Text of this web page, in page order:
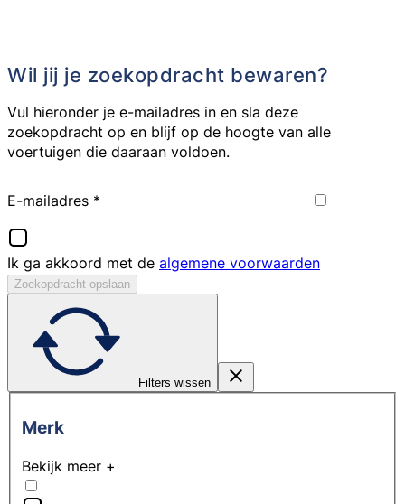
Wil jij je zoekopdracht bewaren?
Vul hieronder je e-mailadres in en sla deze
zoekopdracht op en blijf op de hoogte van alle
voertuigen die daaraan voldoen.
E-mailadres *
Ik ga akkoord met de algemene voorwaarden
Zoekopdracht opslaan
Filters wissen
Merk
Bekijk meer +